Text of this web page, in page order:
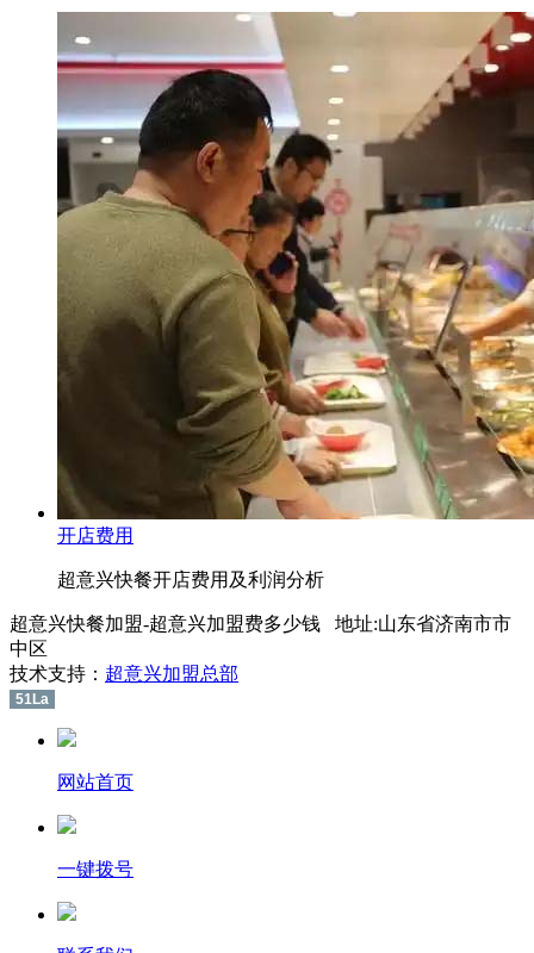
开店费用
超意兴快餐开店费用及利润分析
超意兴快餐加盟-超意兴加盟费多少钱 地址:山东省济南市市
中区
技术支持： 超意兴加盟总部
51La
网站首页
一键拨号